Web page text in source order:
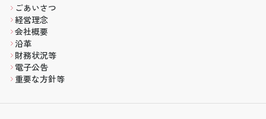
ごあいさつ
経営理念
会社概要
沿革
財務状況等
電子公告
重要な方針等